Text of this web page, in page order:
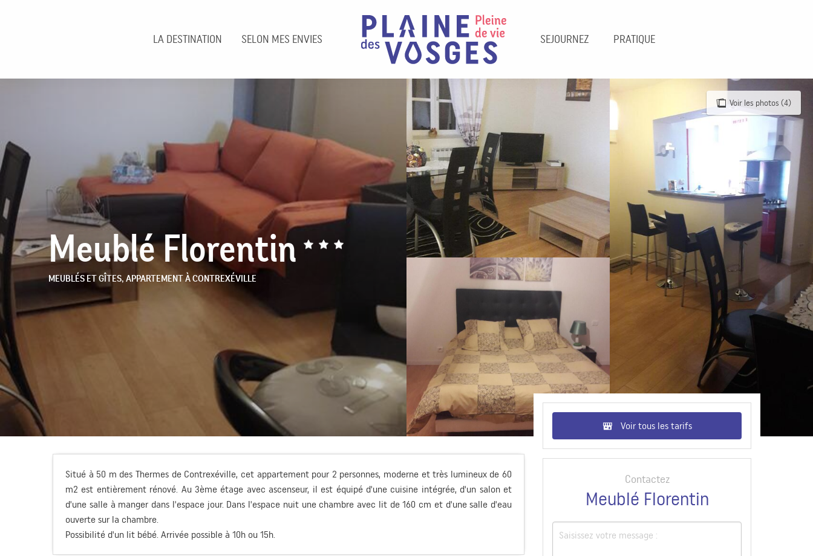
LA DESTINATION SELON MES ENVIES SEJOURNEZ PRATIQUE
Voir les photos (4)
Meublé Florentin
MEUBLÉS ET GÎTES, APPARTEMENTÀ CONTREXÉVILLE
Situé à 50 m des Thermes de Contrexéville, cet appartement pour 2 personnes, moderne et très lumineux de 60
m2 est entièrement rénové. Au 3ème étage avec ascenseur, il est équipé d'une cuisine intégrée, d'un salon et
d'une salle à manger dans l'espace jour. Dans l'espace nuit une chambre avec lit de 160 cm et d'une salle d'eau
ouverte sur la chambre.
Possibilité d'un lit bébé. Arrivée possible à 10h ou 15h.
Voir tous les tarifs
Contactez
Meublé Florentin